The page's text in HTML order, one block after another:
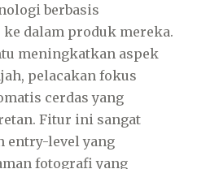
berbasis
ke dalam produk mereka.
meningkatkan aspek
pelacakan fokus
cerdas yang
Fitur ini sangat
entry-level yang
fotografi yang